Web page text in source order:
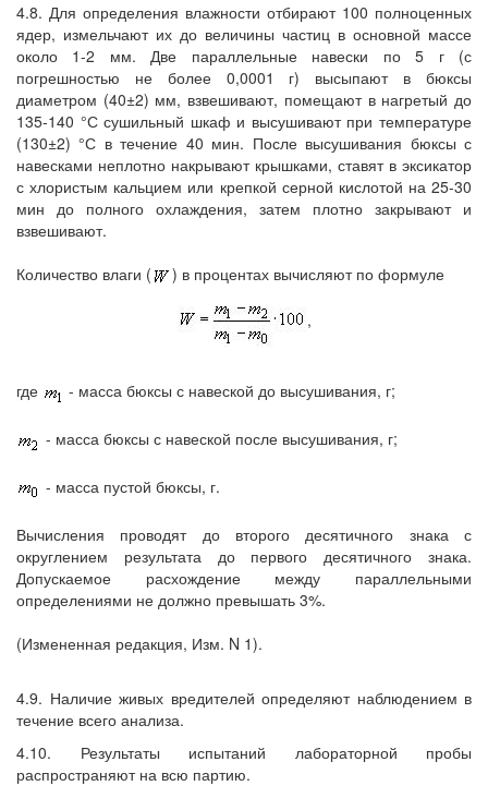
4.8. Для определения влажности отбирают 100 полноценных
ядер, измельчают их до величины частиц в основной массе
около 1-2 мм. Две параллельные навески по 5 г (с
погрешностью не более 0,0001 г) высыпают в бюксы
диаметром (40±2) мм, взвешивают, помещают в нагретый до
135-140 °С сушильный шкаф и высушивают при температуре
(130±2) °С в течение 40 мин. После высушивания бюксы с
навесками неплотно накрывают крышками, ставят в эксикатор
с хлористым кальцием или крепкой серной кислотой на 25-30
мин до полного охлаждения, затем плотно закрывают и
взвешивают.
Количество влаги (
) в процентах вычисляют по формуле
,
где - масса бюксы с навеской до высушивания, г;
- масса бюксы с навеской после высушивания, г;
- масса пустой бюксы, г.
Вычисления проводят до второго десятичного знака с
округлением результата до первого десятичного знака.
Допускаемое расхождение между параллельными
определениями не должно превышать 3%.
(Измененная редакция, Изм. N 1).
4.9. Наличие живых вредителей определяют наблюдением в
течение всего анализа.
4.10. Результаты испытаний лабораторной пробы
распространяют на всю партию.